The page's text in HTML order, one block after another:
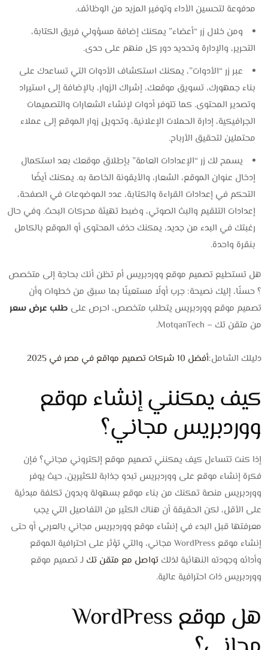
مدفوعة لتحسين الأداء وتوفير المزيد من الوظائف.
ومن خلال زر “أعضاء” يمكنك إضافة مسؤولي فريق الكتابة،
التحرير، والإدارة وتحديد دور كل منهم على حدى.
عبر زر “الأدوات”، يمكنك استكشاف الأدوات التي تساعدك على
بناء جمهورك، تسويق موقعك، إشراك الزوار، بالإضافة إلى استيراد
وتصدير المحتوى. كما تتوفر أدوات لإنشاء الشعارات والتصميمات
الجرافيكية، إدارة الحملات الإعلانية، وتحويل زوار الموقع إلى عملاء
محتملين لتحقيق الأرباح.
يسمح لك زر “الإعدادات العامة” بإطلاق موقعك بعد استكمال
إدخال عنوان الموقع، الشعار، والأيقونة الخاصة به. يمكنك أيضًا
التحكم في إعدادات القراءة والكتابة، عدد الموضوعات في الصفحة،
إعدادات التلقيم والبث الصوتي، وضبط تهيئة محركات البحث. وفي حال
رغبتك في البدء من جديد، يمكنك حذف المحتوى أو الموقع بالكامل
بنقرة واحدة.
هل تستطيع تصميم موقع ووردبريس أم تظن أنك بحاجة إلى متخصص
؟ حسنًا، إليك نصيحة: جرب أولًا مستعينًا بما سبق من خطوات وأن
تصميم موقع ووردبريس يتطلب متخصص، احرص على طلب عرض سعر
من متقن تك – MotqanTech.
دليلك الشامل:أفضل 10 شركات تصميم مواقع في مصر في 2025
كيف يمكنني إنشاء موقع
ووردبريس مجاني؟
إذا كنت تتساءل كيف يمكنني تصميم موقع إلكتروني مجاني؟ فإن
فكرة إنشاء موقع على ووردبريس تبدو جذابة للكثيرين، حيث يوفر
ووردبريس منصة تمكنك من بناء موقع بسهولة وبدون تكلفة مبدئية
على الأقل، لكن الحقيقة أن هناك الكثير من التفاصيل التي يجب
معرفتها قبل البدء في إنشاء موقع ووردبريس مجاني بالعربي أو حتى
إنشاء موقع WordPress مجاني، والتي تؤثر على احترافية الموقع
وأدائه وجودته النهائية لذلك تواصل مع متقن تك لـ تصميم موقع
ووردبريس ذات احترافية عالية.
هل موقع WordPress